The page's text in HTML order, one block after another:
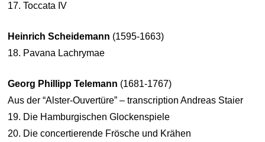
17. Toccata IV
Heinrich Scheidemann (1595-1663)
18. Pavana Lachrymae
Georg Phillipp Telemann (1681-1767)
Aus der “Alster-Ouvertüre” – transcription Andreas Staier
19. Die Hamburgischen Glockenspiele
20. Die concertierende Frösche und Krähen